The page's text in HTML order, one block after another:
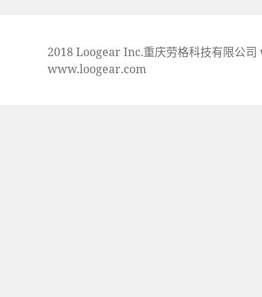
2018 Loogear Inc.重庆劳格科技有限公
www.loogear.com